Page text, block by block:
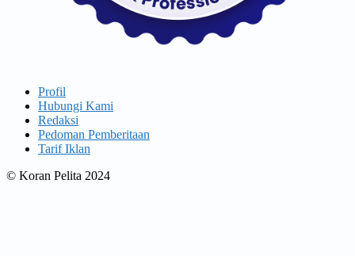
Profil
Hubungi Kami
Redaksi
Pedoman Pemberitaan
Tarif Iklan
© Koran Pelita 2024